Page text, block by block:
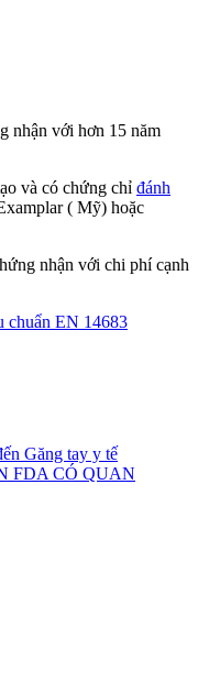
nhận với hơn 15 năm
và có chứng chỉ đánh
( Mỹ) hoặc
nhận với chi phí cạnh
chuẩn EN 14683
Găng tay y tế
FDA CÓ QUAN